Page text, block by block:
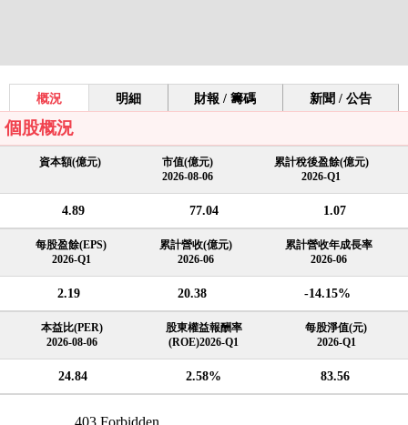
概況 明細 財報 / 籌碼 新聞 / 公告
個股概況
資本額(億元)
市值(億元)
2026-08-06
累計稅後盈餘(億元)
2026-Q1
4.89 77.04 1.07
每股盈餘(EPS)
2026-Q1
累計營收(億元)
2026-06
累計營收年成長率
2026-06
2.19 20.38 -14.15%
本益比(PER)
2026-08-06
股東權益報酬率
(ROE)2026-Q1
每股淨值(元)
2026-Q1
24.84 2.58% 83.56